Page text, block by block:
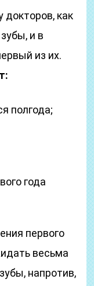
как
и в
из их.
полгода;
года
первого
весьма
напротив,